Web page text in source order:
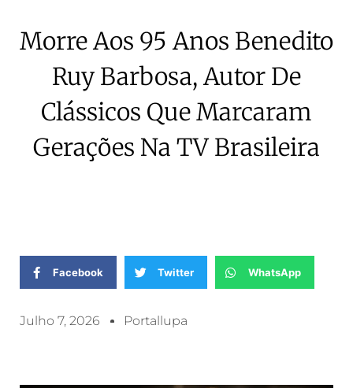
Morre Aos 95 Anos Benedito
Ruy Barbosa, Autor De
Clássicos Que Marcaram
Gerações Na TV Brasileira
Facebook Twitter WhatsApp
Julho 7, 2026 Portallupa